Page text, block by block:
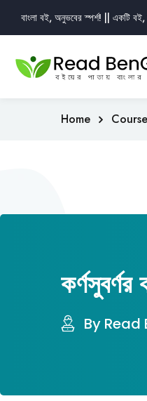
বাংলা বই, অনুভবের স্পর্শ! || একটি
Home Course
By Read